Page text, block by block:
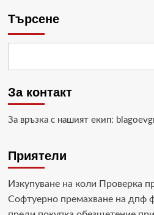
зехтин
Търсене
За контакт
За връзка с нашият екип:
Приятели
Изкупуване на коли Проверка
Софтуерно премахване на дпф